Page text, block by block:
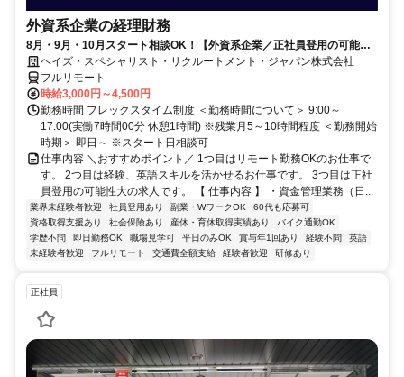
外資系企業の経理財務
8月・9月・10月スタート相談OK！【外資系企業／正社員登用の可能性
大／700万～800万／リモート勤務OK】経理財務
ヘイズ・スペシャリスト・リクルートメント・ジャパン株式会社
フルリモート
時給3,000円～4,500円
勤務時間 フレックスタイム制度 ＜勤務時間について＞ 9:00～
17:00(実働7時間00分 休憩1時間) ※残業月5～10時間程度 ＜勤務開始
時期＞ 即日～ ※スタート日相談可
仕事内容 ＼おすすめポイント／ 1つ目はリモート勤務OKのお仕事で
す。 2つ目は経験、英語スキルを活かせるお仕事です。 3つ目は正社
員登用の可能性大の求人です。 【 仕事内容 】 ・資金管理業務（日...
業界未経験者歓迎 社員登用あり 副業・WワークOK
60代も応募可
資格取得支援あり
社会保険あり 産休・育休取得実績あり
バイク通勤OK
学歴不問
即日勤務OK 職場見学可 平日のみOK 賞与年1回あり 経験不問
英語
未経験者歓迎
フルリモート 交通費全額支給 経験者歓迎 研修あり
正社員